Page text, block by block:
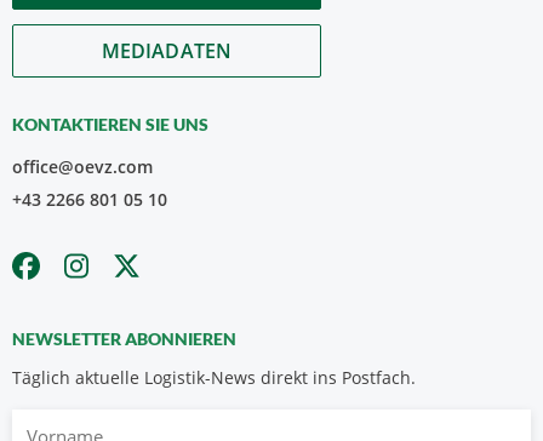
MEDIADATEN
KONTAKTIEREN SIE UNS
office@oevz.com
+43 2266 801 05 10
NEWSLETTER ABONNIEREN
Täglich aktuelle Logistik-News direkt ins Postfach.